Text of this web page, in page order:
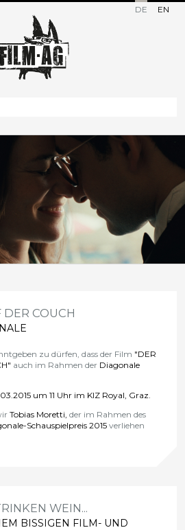
DE EN
COUCH
zu dürfen, dass der Film "DER
auch im Rahmen der Diagonale
um 11 Uhr im KIZ Royal, Graz.
Tobias Moretti, der im Rahmen des
Schauspielpreis 2015 verliehen
WEIN...
BISSIGEN FILM- UND